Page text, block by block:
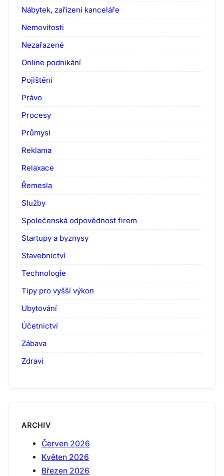
Nábytek, zařízení kanceláře
Nemovitosti
Nezařazené
Online podnikání
Pojištění
Právo
Procesy
Průmysl
Reklama
Relaxace
Řemesla
Služby
Společenská odpovědnost firem
Startupy a byznysy
Stavebnictví
Technologie
Tipy pro vyšší výkon
Ubytování
Účetnictví
Zábava
Zdraví
ARCHIV
Červen 2026
Květen 2026
Březen 2026